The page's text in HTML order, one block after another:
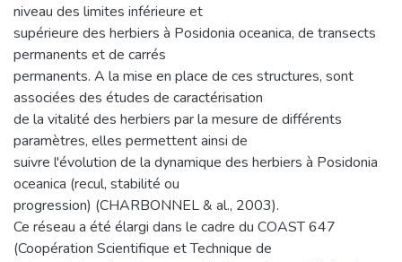
niveau des limites inférieure et
supérieure des herbiers à Posidonia oceanica, de transects
permanents et de carrés
permanents. A la mise en place de ces structures, sont
associées des études de caractérisation
de la vitalité des herbiers par la mesure de différents
paramètres, elles permettent ainsi de
suivre l'évolution de la dynamique des herbiers à Posidonia
oceanica (recul, stabilité ou
progression) (CHARBONNEL & al., 2003).
Ce réseau a été élargi dans le cadre du COAST 647
(Coopération Scientifique et Technique de